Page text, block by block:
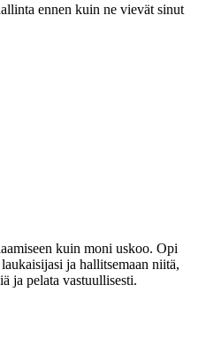
ennen kuin ne vievät sinut
kuin moni uskoo. Opi
ja hallitsemaan niitä,
ja pelata vastuullisesti.